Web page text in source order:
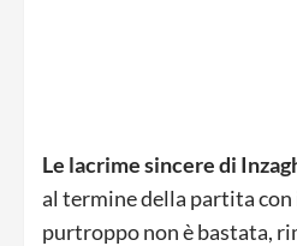
Le lacrime sincere di
al termine della partita con
purtroppo non è bastata,